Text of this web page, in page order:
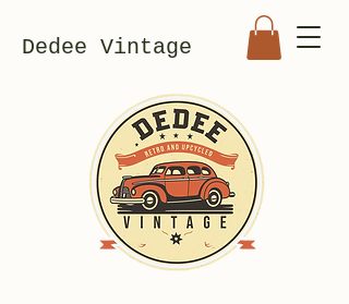
Dedee Vintage